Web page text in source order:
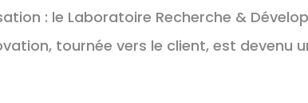
: le Laboratoire Recherche &
tournée vers le client, est devenu